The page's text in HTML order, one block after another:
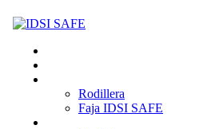
Rodillera
Faja IDSI SAFE